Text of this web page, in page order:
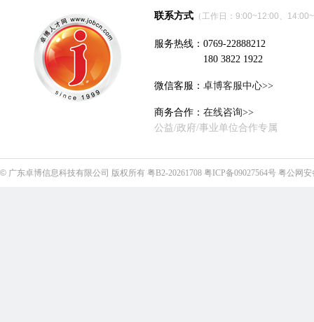
联系方式 （工作日：9:00~12:00、
服务热线：0769-22888212
180 3822 1922
微信客服： 卓博客服中心>>
商务合作： 在线咨询>>
公益/政府/事业单位合作专属
© 广东卓博信息科技有限公司 版权所有 粤B2-20261708 粤ICP备09027564号 粤公网安